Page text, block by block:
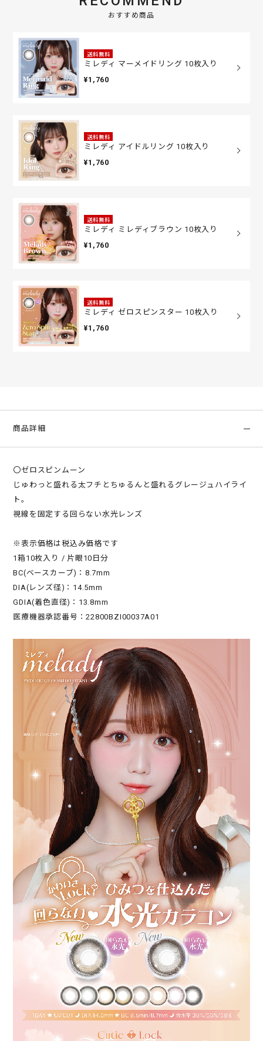
おすすめ商品
送料無料
ミレディ マーメイドリング 10枚入り
¥1,760
送料無料
ミレディ アイドルリング 10枚入り
¥1,760
送料無料
ミレディ ミレディブラウン 10枚入り
¥1,760
送料無料
ミレディ ゼロスピンスター 10枚入り
¥1,760
商品詳細
〇ゼロスピンムーン
じゅわっと盛れる太フチとちゅるんと盛れるグレージュハイライ
ト。
視線を固定する回らない水光レンズ
※表示価格は税込み価格です
1箱10枚入り / 片眼10日分
BC(ベースカーブ)：8.7mm
DIA(レンズ径)：14.5mm
GDIA(着色直径)：13.8mm
医療機器承認番号：22800BZI00037A01